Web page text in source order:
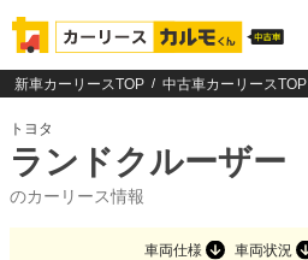
新車カーリースTOP 中古車カーリースTOP
トヨタ
ランドクルーザー
のカーリース情報
車両仕様 車両状況